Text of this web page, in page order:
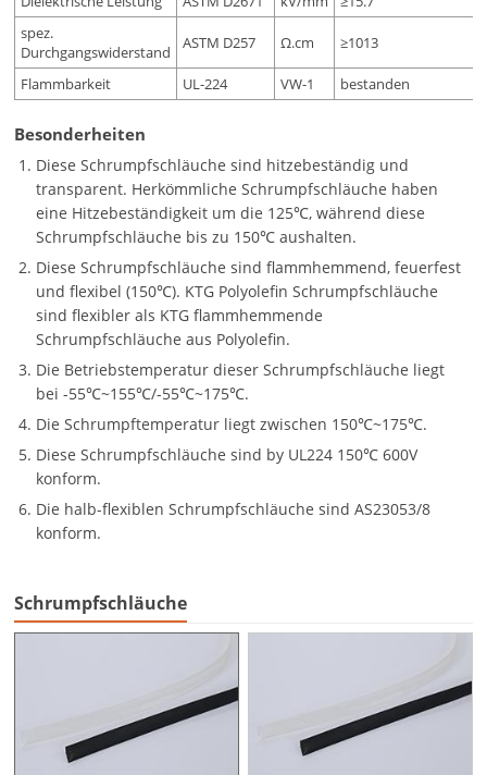
spez.
Durchgangswiderstand
ASTM D257 Ω.cm ≥1013
Flammbarkeit UL-224 VW-1 bestanden
Besonderheiten
Diese Schrumpfschläuche sind hitzebeständig und
transparent. Herkömmliche Schrumpfschläuche haben
eine Hitzebeständigkeit um die 125℃, während diese
Schrumpfschläuche bis zu 150℃ aushalten.
Diese Schrumpfschläuche sind flammhemmend, feuerfest
und flexibel (150℃). KTG Polyolefin Schrumpfschläuche
sind flexibler als KTG flammhemmende
Schrumpfschläuche aus Polyolefin.
Die Betriebstemperatur dieser Schrumpfschläuche liegt
bei -55℃~155℃/-55℃~175℃.
Die Schrumpftemperatur liegt zwischen 150℃~175℃.
Diese Schrumpfschläuche sind by UL224 150℃ 600V
konform.
Die halb-flexiblen Schrumpfschläuche sind AS23053/8
konform.
Schrumpfschläuche